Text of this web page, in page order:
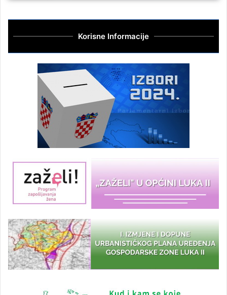
Korisne Informacije